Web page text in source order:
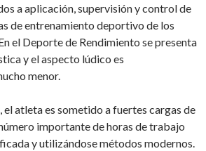
a aplicación, supervisión y control de
de entrenamiento deportivo de los
el Deporte de Rendimiento se presenta
y el aspecto lúdico es
menor.
el atleta es sometido a fuertes cargas de
importante de horas de trabajo
y utilizándose métodos modernos.